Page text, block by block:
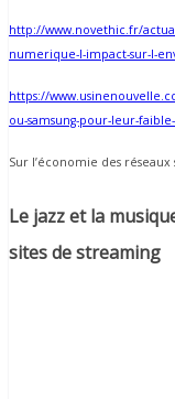
http://www.novethic.fr/
numerique-l-impact-sur-l-
https://
ou-samsung-pour-leur-
Sur l’économie des
Le jazz et la
sites de streaming